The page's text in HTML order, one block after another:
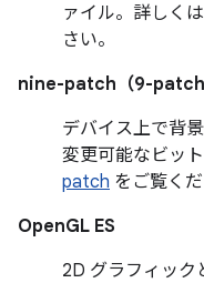
ァイル。詳しくは
さい。
nine-patch（9-patch
デバイス上で背
変更可能なビッ
patch をご覧くだ
OpenGL ES
2D グラフィック